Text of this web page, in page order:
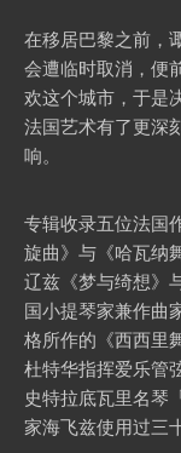
在移居巴黎之前，
会遭临时取消，便
欢这个城市，于是
法国艺术有了更深
响。
专辑收录五位法国
旋曲》与《哈瓦纳
辽兹《梦与绮想》
国小提琴家兼作曲
格所作的《西西里
杜特华指挥爱乐管
史特拉底瓦里名琴
家海飞兹使用过三